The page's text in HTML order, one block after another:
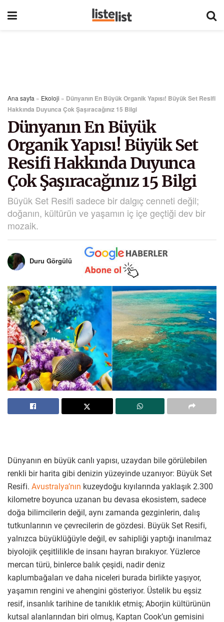
Ana sayfa » Ekoloji » Dünyanın En Büyük Organik Yapısı! Büyük Set Resifi
Hakkında Duyunca Çok Şaşıracağınız 15 Bilgi
Dünyanın En Büyük
Organik Yapısı! Büyük Set
Resifi Hakkında Duyunca
Çok Şaşıracağınız 15 Bilgi
Büyük Set Resifi sadece bir dalgıç cenneti değil;
doğanın, kültürün ve yaşamın iç içe geçtiği dev bir
mozaik.
Duru Görgülü
Dünyanın en büyük canlı yapısı, uzaydan bile görülebilen
renkli bir harita gibi denizin yüzeyinde uzanıyor: Büyük Set
Resifi. Avustralya’nın kuzeydoğu kıyılarında yaklaşık 2.300
kilometre boyunca uzanan bu devasa ekosistem, sadece
doğa bilimcilerin değil, aynı zamanda gezginlerin, dalış
tutkunlarının ve çevrecilerin de gözdesi. Büyük Set Resifi,
yalnızca büyüklüğüyle değil, ev sahipliği yaptığı inanılmaz
biyolojik çeşitlilikle de insanı hayran bırakıyor. Yüzlerce
mercan türü, binlerce balık çeşidi, nadir deniz
kaplumbağaları ve daha niceleri burada birlikte yaşıyor,
yaşamın rengini ve ahengini gösteriyor. Üstelik bu eşsiz
resif, insanlık tarihine de tanıklık etmiş; Aborjin kültürünün
kutsal alanlarından biri olmuş, Kaptan Cook’un gemisini